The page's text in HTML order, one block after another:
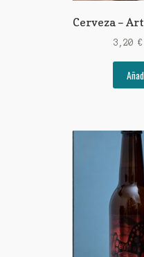
Cerveza –
3,20 €